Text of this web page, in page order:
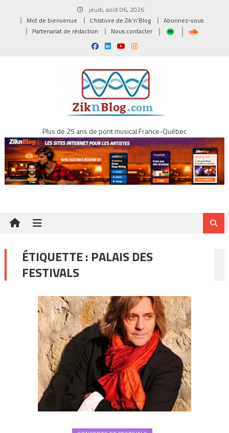
jeudi, août 06, 2026
Mot de bienvenue
L’histoire de Zik’n’Blog
Abonnez-vous
Partenariat de rédaction
Nous contacter
Plus de 25 ans de pont musical France-Québec
ÉTIQUETTE : PALAIS DES
FESTIVALS